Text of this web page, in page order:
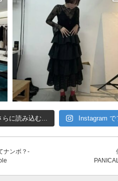
らに読み込む... Instagram
ナンボ？-